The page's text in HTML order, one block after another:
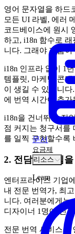
문서
요금제
리소스
Learn
영어 문자열을 하드
모든 UI 라벨, 에러
코드베이스에 원시
하고, i18n 함수로
니다. 그래야 제품
i18n 인프라 없이 1
템플릿, 마케팅 콘
이 생길 수 있습니다
에 번역 시간이 추가
i18n을 건너뛰어 작
점 커지는 청구서를
를 일찍 구현할수록
2. 전담 l10n 팀
엔터프라이즈 기업
내 전문 번역가, 최
니다. 여러분에게는
디자이너 1명이 전
전문 번역 서비스는